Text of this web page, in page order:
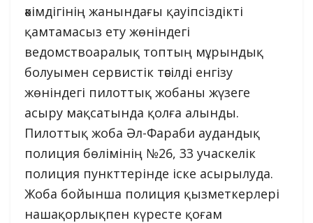
әкімдігінің жанындағы қауіпсіздікті
қамтамасыз ету жөніндегі
ведомствоаралық топтың мұрындық
болуымен сервистік тәсілді енгізу
жөніндегі пилоттық жобаны жүзеге
асыру мақсатында қолға алынды.
Пилоттық жоба Әл-Фараби аудандық
полиция бөлімінің №26, 33 учаскелік
полиция пункттерінде іске асырылуда.
Жоба бойынша полиция қызметкерлері
нашақорлықпен күресте қоғам